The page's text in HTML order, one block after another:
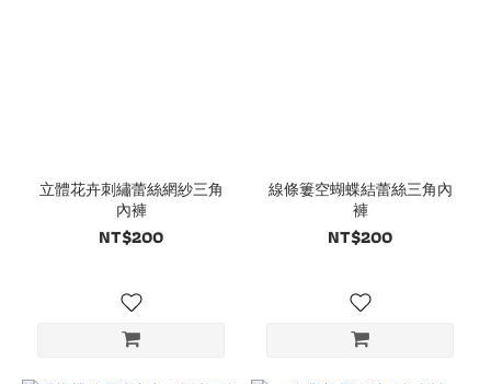
立體花卉刺繡蕾絲網紗三角
內褲
NT$200
線條簍空蝴蝶結蕾絲三角內
褲
NT$200